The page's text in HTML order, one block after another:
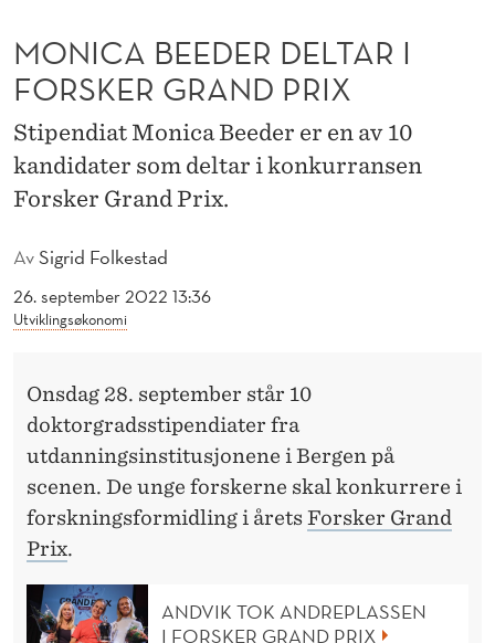
R
D
E
L
A
R
AvSigrid Folkestad
26. september 2022 13:36
Utviklingsøkonomi
MONICA BEEDER DELTAR I
FORSKER GRAND PRIX
Stipendiat Monica Beeder er en av 10
kandidater som deltar i konkurransen
Forsker Grand Prix.
Onsdag 28. september står 10
doktorgradsstipendiater fra
utdanningsinstitusjonene i Bergen på
scenen. De unge forskerne skal konkurrere i
forskningsformidling i åretsForsker Grand
Prix.
ANDVIK TOK ANDREPLASSEN
I FORSKER GRAND PRIX